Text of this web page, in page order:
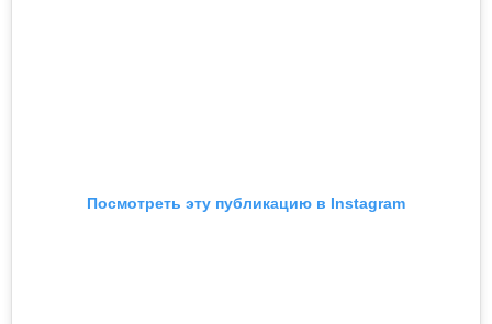
Посмотреть эту публикацию в Instagram